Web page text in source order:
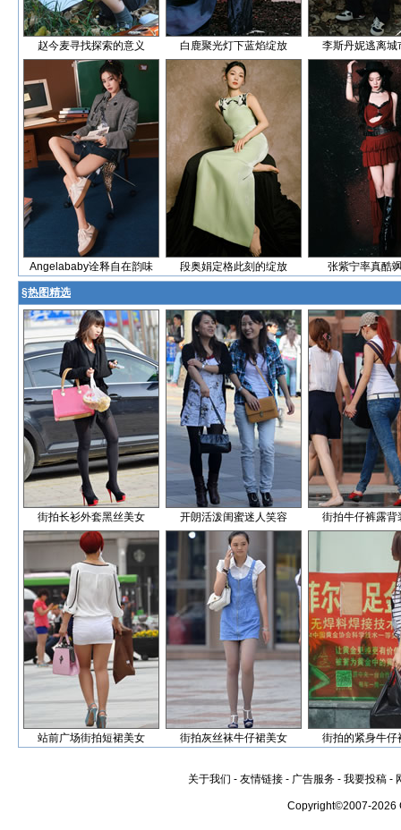
赵今麦寻找探索的意义 白鹿聚光灯下蓝焰绽放 李斯丹妮逃离城
Angelababy诠释自在韵味 段奥娟定格此刻的绽放 张紫宁率真酷
§热图精选
街拍长衫外套黑丝美女 开朗活泼闺蜜迷人笑容 街拍牛仔裤露背
站前广场街拍短裙美女 街拍灰丝袜牛仔裙美女 街拍的紧身牛仔
关于我们 - 友情链接 - 广告服务 - 我要投稿 -
Copyright©2007-2026